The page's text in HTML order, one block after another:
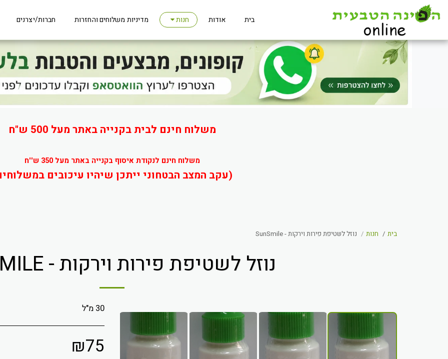
משלוח חינם לבית בקנייה באתר מעל 500 ש"ח
משלוח חינם לנקודת איסוף בקנייה באתר מעל 350 ש''ח
(עקב המצב הבטחוני ייתכן שיהיו עיכובים
בית אודות חנות מדיניות משלוחים והחזרות חברות/יצרנים
בית חנות נוזל לשטיפת פירות וירקות - SunSmile
נוזל לשטיפת פירות וירקות - SUNSMILE
מחיר באתר בלבד
30 מ"ל
₪75